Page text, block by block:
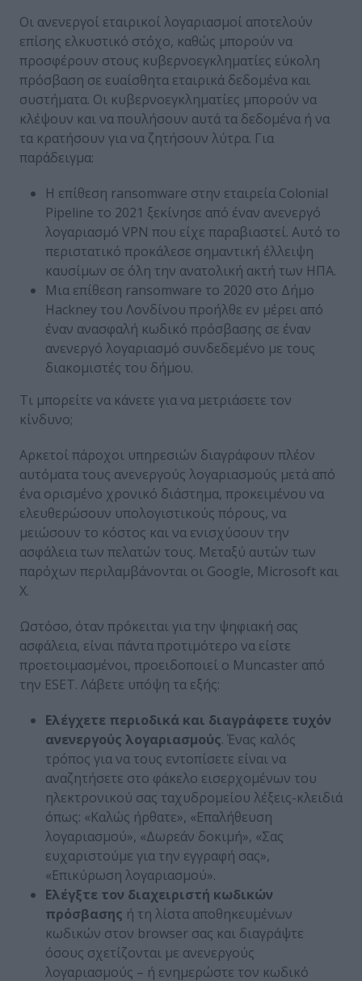
Οι ανενεργοί εταιρικοί λογαριασμοί αποτελούν
επίσης ελκυστικό στόχο, καθώς μπορούν να
προσφέρουν στους κυβερνοεγκληματίες εύκολη
πρόσβαση σε ευαίσθητα εταιρικά δεδομένα και
συστήματα. Οι κυβερνοεγκληματίες μπορούν να
κλέψουν και να πουλήσουν αυτά τα δεδομένα ή να
τα κρατήσουν για να ζητήσουν λύτρα. Για
παράδειγμα:
Η επίθεση ransomware στην εταιρεία Colonial
Pipeline το 2021 ξεκίνησε από έναν ανενεργό
λογαριασμό VPN που είχε παραβιαστεί. Αυτό το
περιστατικό προκάλεσε σημαντική έλλειψη
καυσίμων σε όλη την ανατολική ακτή των ΗΠΑ.
Μια επίθεση ransomware το 2020 στο Δήμο
Hackney του Λονδίνου προήλθε εν μέρει από
έναν ανασφαλή κωδικό πρόσβασης σε έναν
ανενεργό λογαριασμό συνδεδεμένο με τους
διακομιστές του δήμου.
Τι μπορείτε να κάνετε για να μετριάσετε τον
κίνδυνο;
Αρκετοί πάροχοι υπηρεσιών διαγράφουν πλέον
αυτόματα τους ανενεργούς λογαριασμούς μετά από
ένα ορισμένο χρονικό διάστημα, προκειμένου να
ελευθερώσουν υπολογιστικούς πόρους, να
μειώσουν το κόστος και να ενισχύσουν την
ασφάλεια των πελατών τους. Μεταξύ αυτών των
παρόχων περιλαμβάνονται οι Google, Microsoft και
X.
Ωστόσο, όταν πρόκειται για την ψηφιακή σας
ασφάλεια, είναι πάντα προτιμότερο να είστε
προετοιμασμένοι, προειδοποιεί ο Muncaster από
την ESET. Λάβετε υπόψη τα εξής:
Ελέγχετε περιοδικά και διαγράφετε τυχόν
ανενεργούς λογαριασμούς. Ένας καλός
τρόπος για να τους εντοπίσετε είναι να
αναζητήσετε στο φάκελο εισερχομένων του
ηλεκτρονικού σας ταχυδρομείου λέξεις-κλειδιά
όπως: «Καλώς ήρθατε», «Επαλήθευση
λογαριασμού», «Δωρεάν δοκιμή», «Σας
ευχαριστούμε για την εγγραφή σας»,
«Επικύρωση λογαριασμού».
Ελέγξτε τον διαχειριστή κωδικών
πρόσβασης ή τη λίστα αποθηκευμένων
κωδικών στον browser σας και διαγράψτε
όσους σχετίζονται με ανενεργούς
λογαριασμούς – ή ενημερώστε τον κωδικό